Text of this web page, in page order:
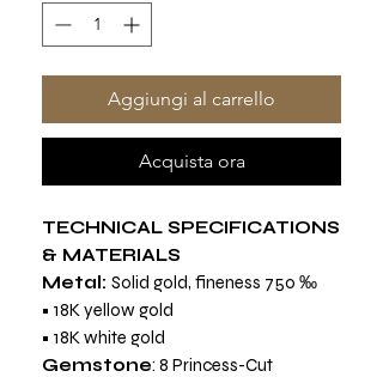
Aggiungi al carrello
Acquista ora
TECHNICAL SPECIFICATIONS
& MATERIALS
Metal: Solid gold, fineness 750 ‰
• 18K yellow gold
• 18K white gold
Gemstone: 8 Princess-Cut